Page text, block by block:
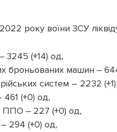
року воїни ЗСУ
3245 (+14) од,
броньованих машин ‒
систем – 2232
(+0) од,
ППО ‒ 227 (+0) од,
– 294 (+0) од,